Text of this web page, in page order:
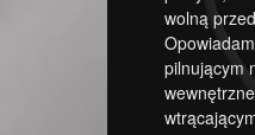
wolną
pilnującym